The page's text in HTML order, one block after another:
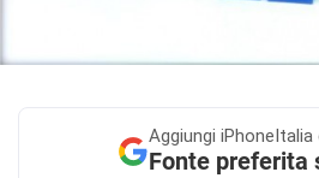
Aggiungi iPhoneItalia
Fonte preferita